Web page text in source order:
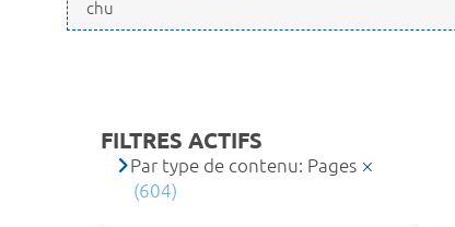
FILTRES ACTIFS
Par type de contenu: Pages
(604)